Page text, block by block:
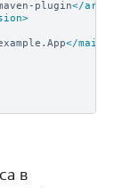
plugin</
</
в